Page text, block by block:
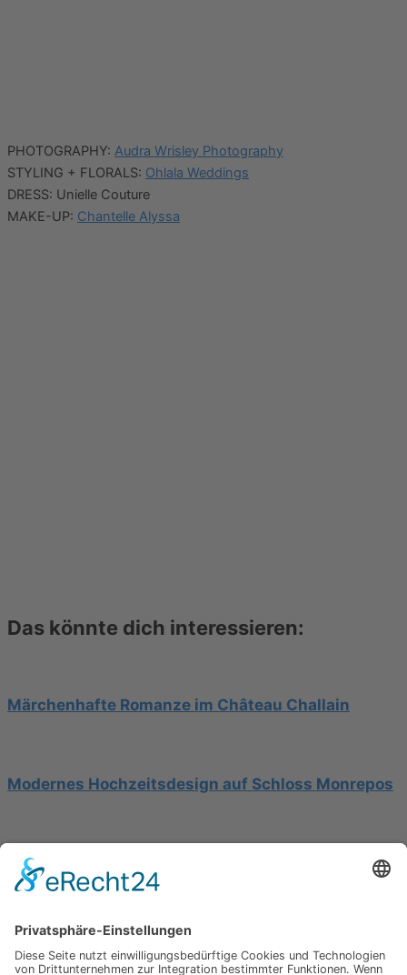
PHOTOGRAPHY: Audra Wrisley Photography
STYLING + FLORALS: Ohlala Weddings
DRESS: Unielle Couture
MAKE-UP: Chantelle Alyssa
Das könnte dich interessieren:
Märchenhafte Romanze im Château Challain
Modernes Hochzeitsdesign auf Schloss Monrepos
Hochzeit am Gardasee auf einer Segelyacht
Impressum